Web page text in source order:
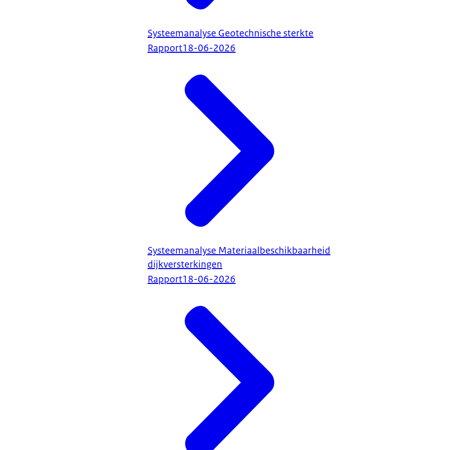
Systeemanalyse Geotechnische sterkte
Rapport18-06-2026
Systeemanalyse Materiaalbeschikbaarheid
dijkversterkingen
Rapport18-06-2026